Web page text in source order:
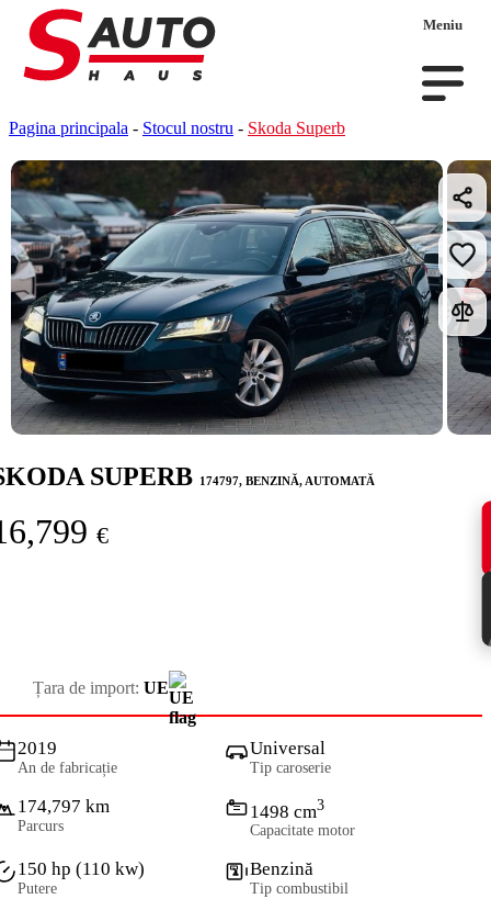
Meniu
Pagina principala - Stocul nostru - Skoda Superb
SUPERB 174797, BENZINĂ, AUTOMATĂ
€
Țara de import: UE
2019
An de fabricație
Universal
Tip caroserie
174,797 km
Parcurs
1498 cm3
Capacitate motor
150 hp (110 kw)
Putere
Benzină
Tip combustibil